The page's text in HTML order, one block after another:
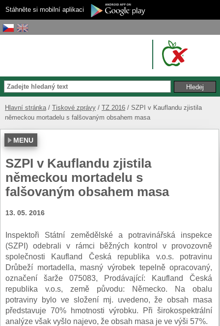
Stáhněte si mobilní aplikaci
Hlavní stránka Tiskové zprávy TZ 2016
SZPI v Kauflandu zjistila
německou mortadelu s falšovaným obsahem masa
MENU
SZPI v Kauflandu zjistila
německou mortadelu s
falšovaným obsahem masa
13. 05. 2016
Inspektoři Státní zemědělské a potravinářská inspekce
(SZPI) odebrali v rámci běžných kontrol v provozovně
společnosti Kaufland Česká republika v.o.s. potravinu
Drůbeží mortadella, masný výrobek tepelně opracovaný,
označení šarže 075083, Prodávající: Kaufland Česká
republika v.o.s, země původu: Německo. Na obalu
potraviny bylo ve složení mj. uvedeno, že obsah masa
představuje 70% hmotnosti výrobku. Při širokospektrální
analýze však vyšlo najevo, že obsah masa je ve výši 57%.